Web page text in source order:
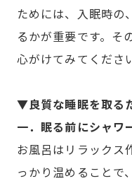
ためには、入眠時の
るかが重要です。そ
心がけてみてくださ
▼良質な睡眠を取る
一．眠る前にシャワ
お風呂はリラックス
っかり温めることで